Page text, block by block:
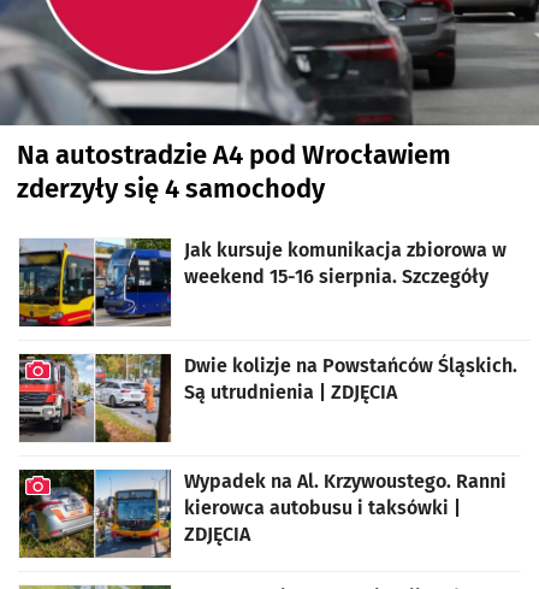
Na autostradzie A4 pod Wrocławiem
zderzyły się 4 samochody
Jak kursuje komunikacja zbiorowa w
weekend 15-16 sierpnia. Szczegóły
Dwie kolizje na Powstańców Śląskich.
Są utrudnienia | ZDJĘCIA
Wypadek na Al. Krzywoustego. Ranni
kierowca autobusu i taksówki |
ZDJĘCIA